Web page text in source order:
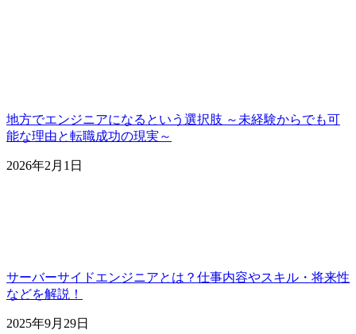
地方でエンジニアになるという選択肢 ～未経験からでも可
能な理由と転職成功の現実～
2026年2月1日
サーバーサイドエンジニアとは？仕事内容やスキル・将来性
などを解説！
2025年9月29日